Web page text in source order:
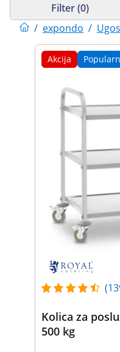
/ expondo /
Filter (0)
Akcija
Kolica za
500 kg